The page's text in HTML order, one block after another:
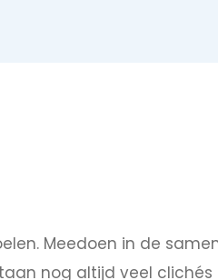
Meedoen in de
nog altijd veel clichés